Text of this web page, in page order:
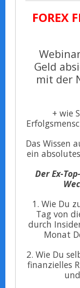
FOREX
Geld
mit der
+ wie
Das Wissen
ein
Der Ex-
1. Wie Du
Tag von
durch
Monat
2. Wie Du
finanzielles